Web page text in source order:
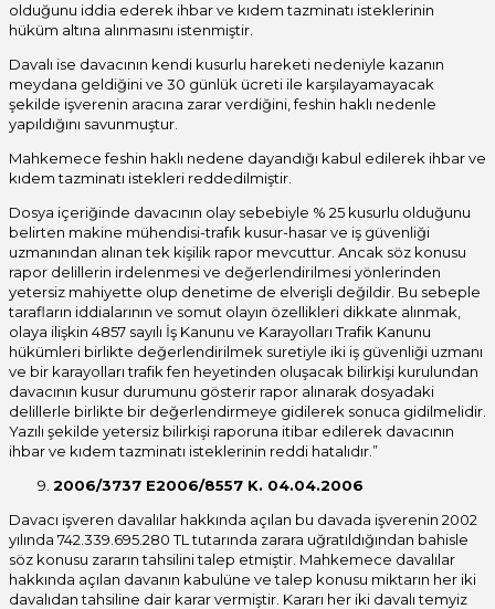
olduğunu iddia ederek ihbar ve kıdem tazminatı isteklerinin
hüküm altına alınmasını istenmiştir.
Davalı ise davacının kendi kusurlu hareketi nedeniyle kazanın
meydana geldiğini ve 30 günlük ücreti ile karşılayamayacak
şekilde işverenin aracına zarar verdiğini, feshin haklı nedenle
yapıldığını savunmuştur.
Mahkemece feshin haklı nedene dayandığı kabul edilerek ihbar ve
kıdem tazminatı istekleri reddedilmiştir.
Dosya içeriğinde davacının olay sebebiyle % 25 kusurlu olduğunu
belirten makine mühendisi-trafık kusur-hasar ve iş güvenliği
uzmanından alınan tek kişilik rapor mevcuttur. Ancak söz konusu
rapor delillerin irdelenmesi ve değerlendirilmesi yönlerinden
yetersiz mahiyette olup denetime de elverişli değildir. Bu sebeple
tarafların iddialarının ve somut olayın özellikleri dikkate alınmak,
olaya ilişkin 4857 sayılı İş Kanunu ve Karayolları Trafik Kanunu
hükümleri birlikte değerlendirilmek suretiyle iki iş güvenliği uzmanı
ve bir karayolları trafik fen heyetinden oluşacak bilirkişi kurulundan
davacının kusur durumunu gösterir rapor alınarak dosyadaki
delillerle birlikte bir değerlendirmeye gidilerek sonuca gidilmelidir.
Yazılı şekilde yetersiz bilirkişi raporuna itibar edilerek davacının
ihbar ve kıdem tazminatı isteklerinin reddi hatalıdır.”
2006/3737 E2006/8557 K. 04.04.2006
Davacı işveren davalılar hakkında açılan bu davada işverenin 2002
yılında 742.339.695.280 TL tutarında zarara uğratıldığından bahisle
söz konusu zararın tahsilini talep etmiştir. Mahkemece davalılar
hakkında açılan davanın kabulüne ve talep konusu miktarın her iki
davalıdan tahsiline dair karar vermiştir. Kararı her iki davalı temyiz